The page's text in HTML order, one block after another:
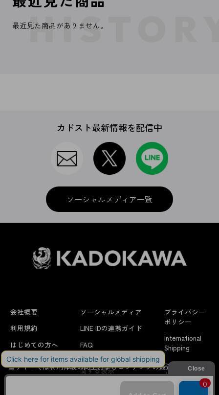
よくあるお問い合わせ
最近見た商品がありません。
カドスト最新情報を配信中
ソーシャルメディア一覧
会社概要
利用規約
はじめての方へ
ソーシャルメディア
LINE IDの連携ガイド
FAQ
特定商取引法に
関する表示
プライバシー
ポリシー
International
Shipping
お問い合わせ/
リクエスト
当サイトでは利用体験の向上およびコンテンツの最適な提供、ト
ラフィックの分析を目的としてCookieを使用しています。
サイトの閲覧を継続された場合、Cookieの利用に同意したことも